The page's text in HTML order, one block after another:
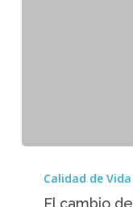
cambio
Calidad de Vida
El cambio